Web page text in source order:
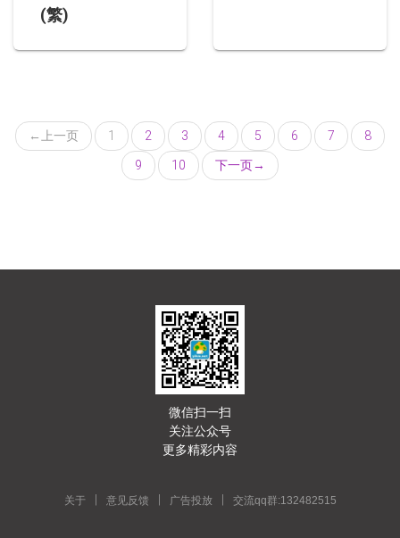
(繁)
← 上一页 1 2 3 4 5 6 7 8
9 10 下一页→
微信扫一扫
关注公众号
更多精彩内容
关于 意见反馈 广告投放 交流qq群:132482515